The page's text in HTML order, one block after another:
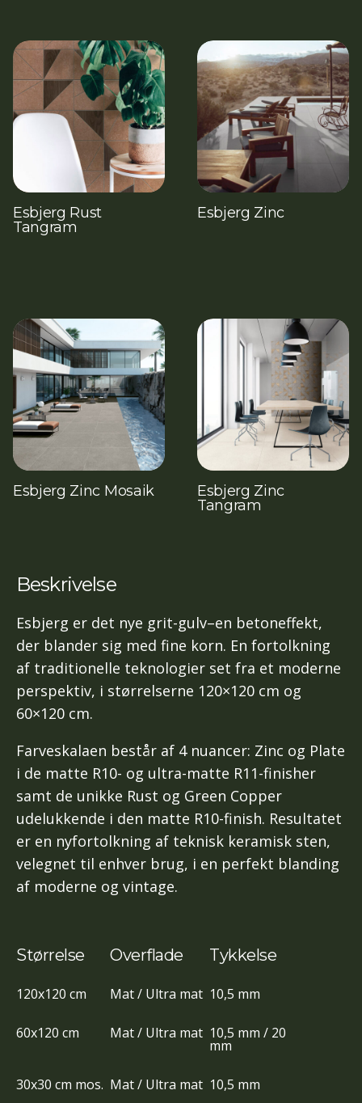
Esbjerg Rust
Tangram
Esbjerg Zinc
Esbjerg Zinc Mosaik
Esbjerg Zinc
Tangram
Beskrivelse
Esbjerg er det nye grit-gulv–en betoneffekt,
der blander sig med fine korn. En fortolkning
af traditionelle teknologier set fra et moderne
perspektiv, i størrelserne 120×120 cm og
60×120 cm.
Farveskalaen består af 4 nuancer: Zinc og Plate
i de matte R10- og ultra-matte R11-finisher
samt de unikke Rust og Green Copper
udelukkende i den matte R10-finish. Resultatet
er en nyfortolkning af teknisk keramisk sten,
velegnet til enhver brug, i en perfekt blanding
af moderne og vintage.
Størrelse Overflade Tykkelse
120x120 cm Mat / Ultra mat 10,5 mm
60x120 cm Mat / Ultra mat 10,5 mm / 20
mm
30x30 cm mos. Mat / Ultra mat 10,5 mm